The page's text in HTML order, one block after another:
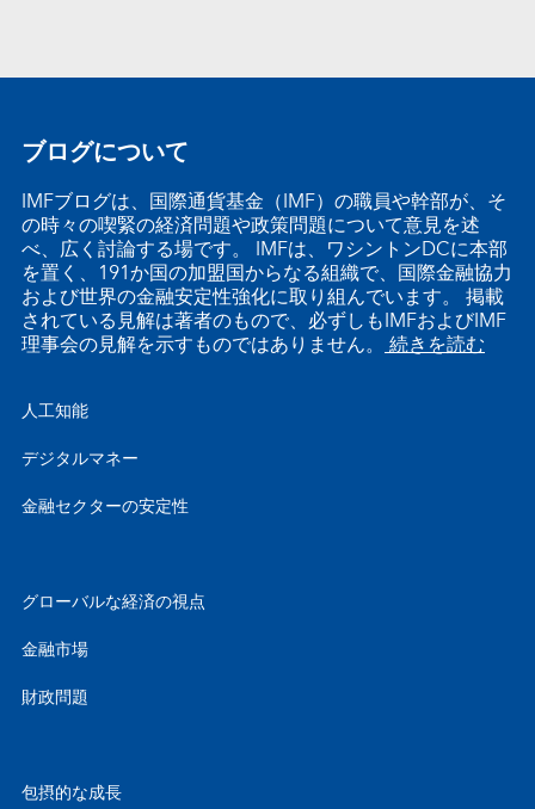
ブログについて
IMFブログは、国際通貨基金（IMF）の職員や幹部が、そ
の時々の喫緊の経済問題や政策問題について意見を述
べ、広く討論する場です。 IMFは、ワシントンDCに本部
を置く、191か国の加盟国からなる組織で、国際金融協力
および世界の金融安定性強化に取り組んでいます。 掲載
されている見解は著者のもので、必ずしもIMFおよびIMF
理事会の見解を示すものではありません。 続きを読む
人工知能
デジタルマネー
金融セクターの安定性
グローバルな経済の視点
金融市場
財政問題
包摂的な成長